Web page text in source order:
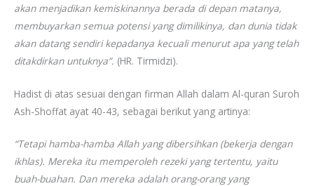
akan menjadikan kemiskinannya berada di depan matanya,
membuyarkan semua potensi yang dimilikinya, dan dunia tidak
akan datang sendiri kepadanya kecuali menurut apa yang telah
ditakdirkan untuknya”. (HR. Tirmidzi).
Hadist di atas sesuai dengan firman Allah dalam Al-quran Suroh
Ash-Shoffat ayat 40-43, sebagai berikut yang artinya:
“Tetapi hamba-hamba Allah yang dibersihkan (bekerja dengan
ikhlas). Mereka itu memperoleh rezeki yang tertentu, yaitu
buah-buahan. Dan mereka adalah orang-orang yang